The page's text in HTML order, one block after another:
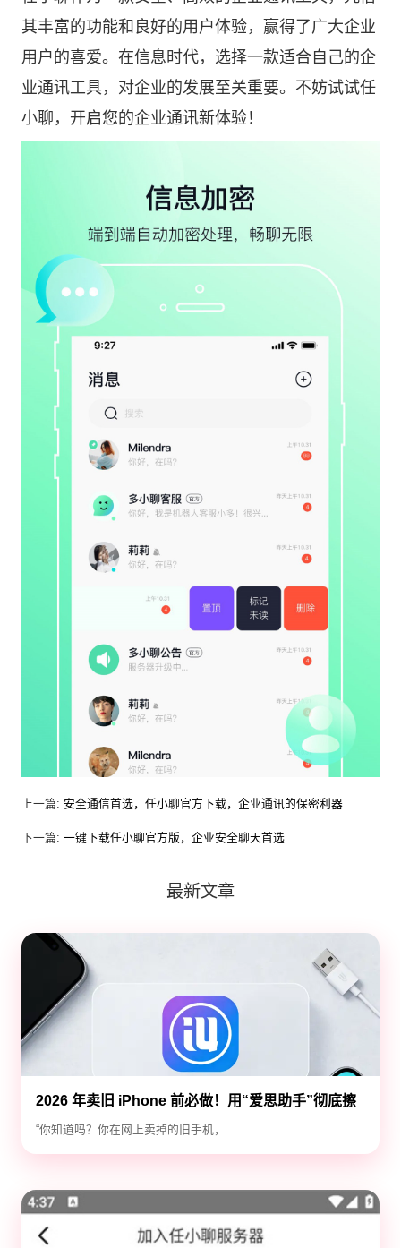
其丰富的功能和良好的用户体验，赢得了广大企业
用户的喜爱。在信息时代，选择一款适合自己的企
业通讯工具，对企业的发展至关重要。不妨试试任
小聊，开启您的企业通讯新体验！
上一篇: 安全通信首选，任小聊官方下载，企业通讯的保密利器
下一篇: 一键下载任小聊官方版，企业安全聊天首选
最新文章
2026 年卖旧 iPhone 前必做！用“爱思助手”彻底擦
除隐私，防止数据泄露
“你知道吗？你在网上卖掉的旧手机，...